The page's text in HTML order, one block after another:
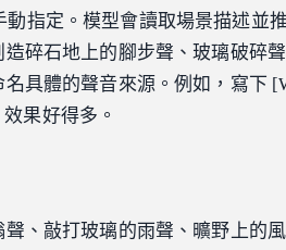
指定。模型會讀取場景描述並
碎石地上的腳步聲、玻璃破碎
具體的聲音來源。例如，寫下
果好得多。
、敲打玻璃的雨聲、曠野上的